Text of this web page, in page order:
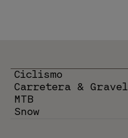
Ciclismo
Carretera & Gravel
MTB
Snow